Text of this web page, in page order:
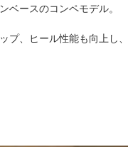
ベースのコンペモデル。
プ、ヒール性能も向上し